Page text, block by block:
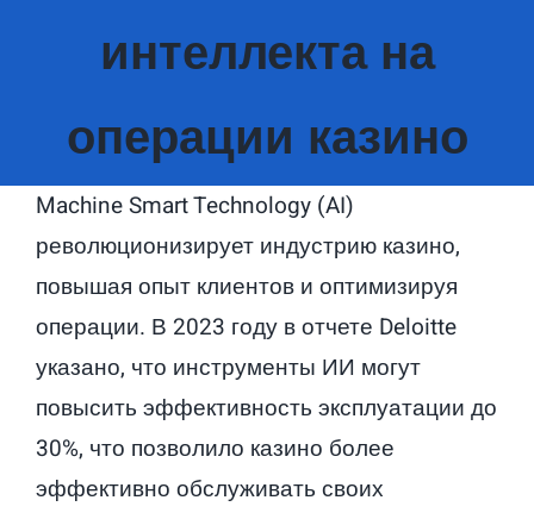
интеллекта на
операции казино
Machine Smart Technology (AI)
революционизирует индустрию казино,
повышая опыт клиентов и оптимизируя
операции. В 2023 году в отчете Deloitte
указано, что инструменты ИИ могут
повысить эффективность эксплуатации до
30%, что позволило казино более
эффективно обслуживать своих